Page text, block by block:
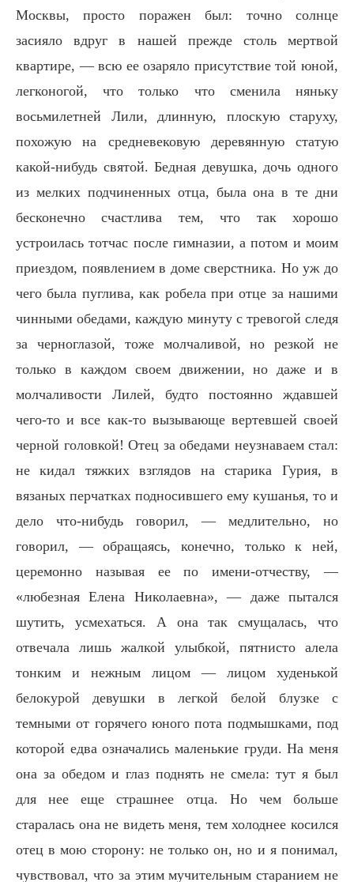
Москвы, просто поражен был: точно солнце
засияло вдруг в нашей прежде столь мертвой
квартире, — всю ее озаряло присутствие той юной,
легконогой, что только что сменила няньку
восьмилетней Лили, длинную, плоскую старуху,
похожую на средневековую деревянную статую
какой-нибудь святой. Бедная девушка, дочь одного
из мелких подчиненных отца, была она в те дни
бесконечно счастлива тем, что так хорошо
устроилась тотчас после гимназии, а потом и моим
приездом, появлением в доме сверстника. Но уж до
чего была пуглива, как робела при отце за нашими
чинными обедами, каждую минуту с тревогой следя
за черноглазой, тоже молчаливой, но резкой не
только в каждом своем движении, но даже и в
молчаливости Лилей, будто постоянно ждавшей
чего-то и все как-то вызывающе вертевшей своей
черной головкой! Отец за обедами неузнаваем стал:
не кидал тяжких взглядов на старика Гурия, в
вязаных перчатках подносившего ему кушанья, то и
дело что-нибудь говорил, — медлительно, но
говорил, — обращаясь, конечно, только к ней,
церемонно называя ее по имени-отчеству, —
«любезная Елена Николаевна», — даже пытался
шутить, усмехаться. А она так смущалась, что
отвечала лишь жалкой улыбкой, пятнисто алела
тонким и нежным лицом — лицом худенькой
белокурой девушки в легкой белой блузке с
темными от горячего юного пота подмышками, под
которой едва означались маленькие груди. На меня
она за обедом и глаз поднять не смела: тут я был
для нее еще страшнее отца. Но чем больше
старалась она не видеть меня, тем холоднее косился
отец в мою сторону: не только он, но и я понимал,
чувствовал, что за этим мучительным старанием не